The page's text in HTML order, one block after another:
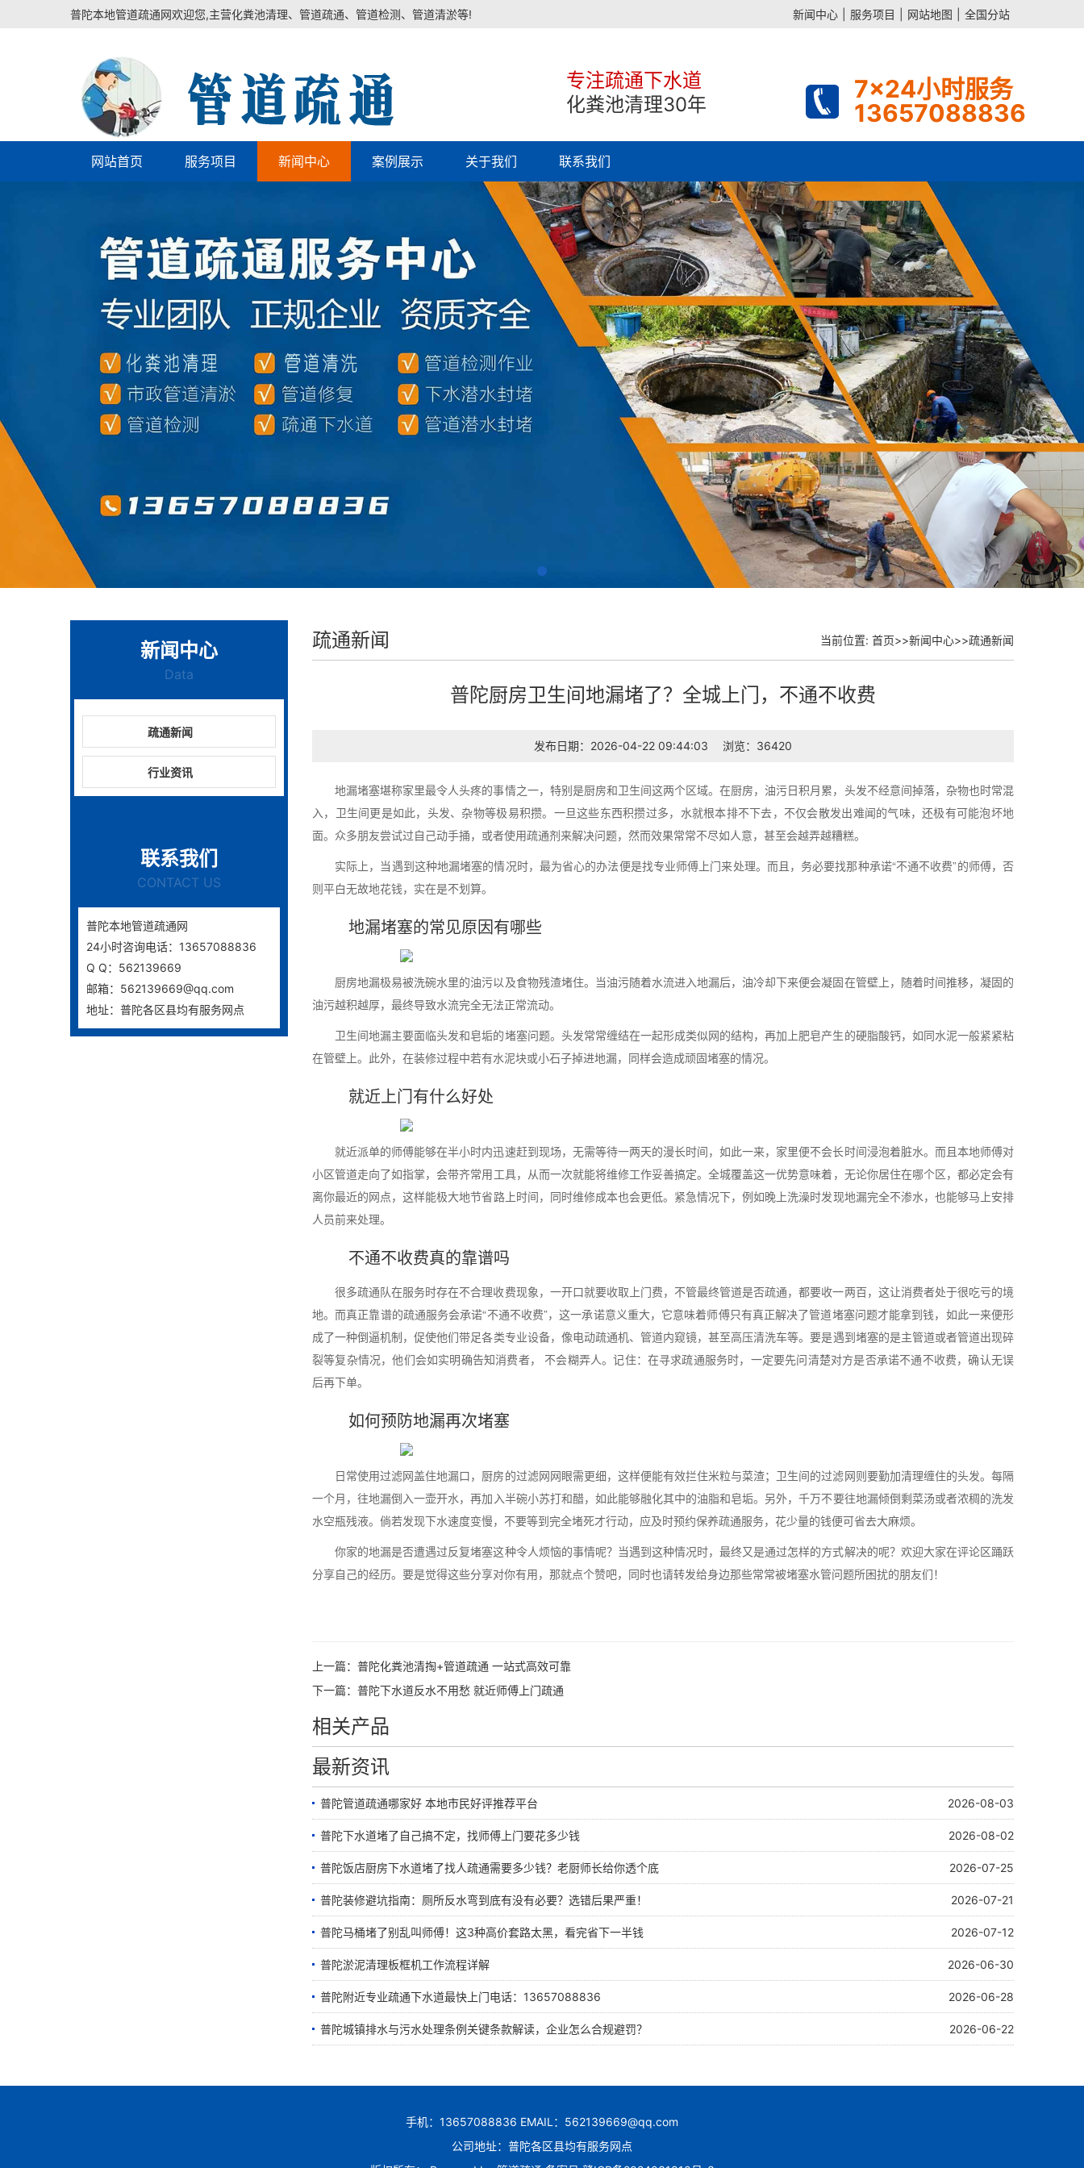
普陀本地管道疏通网欢迎您,主营化粪池清理、管道疏通、管道检测、管道清淤等! 新闻中心 服务项目 网站地图 全国分站
专注疏通下水道
化粪池清理30年
7x24小时服务
13657088836
网站首页 服务项目 新闻中心 案例展示 关于我们 联系我们
新闻中心
Data
疏通新闻
行业资讯
联系我们
CONTACT US
普陀本地管道疏通网
24小时咨询电话：13657088836
Q Q：562139669
邮箱：562139669@qq.com
地址：普陀各区县均有服务网点
疏通新闻 当前位置: 首页>>新闻中心>>疏通新闻
普陀厨房卫生间地漏堵了？全城上门，不通不收费
发布日期：2026-04-22 09:44:03 浏览：36420
地漏堵塞堪称家里最令人头疼的事情之一，特别是厨房和卫生间这两个区域。在厨房，油污日积月累，头发不经意间掉落，杂物也时常混
入，卫生间更是如此，头发、杂物等极易积攒。一旦这些东西积攒过多，水就根本排不下去，不仅会散发出难闻的气味，还极有可能泡坏地
面。众多朋友尝试过自己动手捅，或者使用疏通剂来解决问题，然而效果常常不尽如人意，甚至会越弄越糟糕。
实际上，当遇到这种地漏堵塞的情况时，最为省心的办法便是找专业师傅上门来处理。而且，务必要找那种承诺“不通不收费”的师傅，否
则平白无故地花钱，实在是不划算。
地漏堵塞的常见原因有哪些
厨房地漏极易被洗碗水里的油污以及食物残渣堵住。当油污随着水流进入地漏后，油冷却下来便会凝固在管壁上，随着时间推移，凝固的
油污越积越厚，最终导致水流完全无法正常流动。
卫生间地漏主要面临头发和皂垢的堵塞问题。头发常常缠结在一起形成类似网的结构，再加上肥皂产生的硬脂酸钙，如同水泥一般紧紧粘
在管壁上。此外，在装修过程中若有水泥块或小石子掉进地漏，同样会造成顽固堵塞的情况。
就近上门有什么好处
就近派单的师傅能够在半小时内迅速赶到现场，无需等待一两天的漫长时间，如此一来，家里便不会长时间浸泡着脏水。而且本地师傅对
小区管道走向了如指掌，会带齐常用工具，从而一次就能将维修工作妥善搞定。全城覆盖这一优势意味着，无论你居住在哪个区，都必定会有
离你最近的网点，这样能极大地节省路上时间，同时维修成本也会更低。紧急情况下，例如晚上洗澡时发现地漏完全不渗水，也能够马上安排
人员前来处理。
不通不收费真的靠谱吗
很多疏通队在服务时存在不合理收费现象，一开口就要收取上门费，不管最终管道是否疏通，都要收一两百，这让消费者处于很吃亏的境
地。而真正靠谱的疏通服务会承诺“不通不收费”，这一承诺意义重大，它意味着师傅只有真正解决了管道堵塞问题才能拿到钱，如此一来便形
成了一种倒逼机制，促使他们带足各类专业设备，像电动疏通机、管道内窥镜，甚至高压清洗车等。要是遇到堵塞的是主管道或者管道出现碎
裂等复杂情况，他们会如实明确告知消费者， 不会糊弄人。记住：在寻求疏通服务时，一定要先问清楚对方是否承诺不通不收费，确认无误
后再下单。
如何预防地漏再次堵塞
日常使用过滤网盖住地漏口，厨房的过滤网网眼需更细，这样便能有效拦住米粒与菜渣；卫生间的过滤网则要勤加清理缠住的头发。每隔
一个月，往地漏倒入一壶开水，再加入半碗小苏打和醋，如此能够融化其中的油脂和皂垢。另外，千万不要往地漏倾倒剩菜汤或者浓稠的洗发
水空瓶残液。倘若发现下水速度变慢，不要等到完全堵死才行动，应及时预约保养疏通服务，花少量的钱便可省去大麻烦。
你家的地漏是否遭遇过反复堵塞这种令人烦恼的事情呢？当遇到这种情况时，最终又是通过怎样的方式解决的呢？欢迎大家在评论区踊跃
分享自己的经历。要是觉得这些分享对你有用，那就点个赞吧，同时也请转发给身边那些常常被堵塞水管问题所困扰的朋友们！
上一篇： 普陀化粪池清掏+管道疏通 一站式高效可靠
下一篇： 普陀下水道反水不用愁 就近师傅上门疏通
相关产品
最新资讯
普陀管道疏通哪家好 本地市民好评推荐平台 2026-08-03
普陀下水道堵了自己搞不定，找师傅上门要花多少钱 2026-08-02
普陀饭店厨房下水道堵了找人疏通需要多少钱？老厨师长给你透个底 2026-07-25
普陀装修避坑指南：厕所反水弯到底有没有必要？选错后果严重！ 2026-07-21
普陀马桶堵了别乱叫师傅！这3种高价套路太黑，看完省下一半钱 2026-07-12
普陀淤泥清理板框机工作流程详解 2026-06-30
普陀附近专业疏通下水道最快上门电话：13657088836 2026-06-28
普陀城镇排水与污水处理条例关键条款解读，企业怎么合规避罚？ 2026-06-22
手机：13657088836 EMAIL：562139669@qq.com
公司地址：普陀各区县均有服务网点